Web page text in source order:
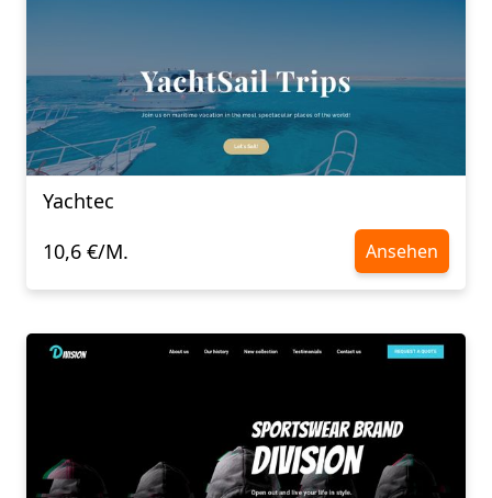
Yachtec
10,6 €/M.
Ansehen